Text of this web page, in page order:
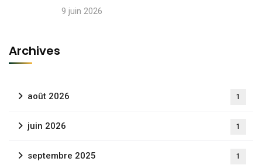
9 juin 2026
Archives
août 2026 1
juin 2026 1
septembre 2025 1